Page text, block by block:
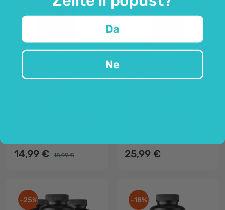
HGH Day – Natural
14,99 € 18,99 €
Kompleks
25,99 €
-25% -18%
Da
Ne